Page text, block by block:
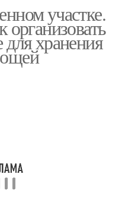
Погреб на даче
участке.
организовать
для хранения